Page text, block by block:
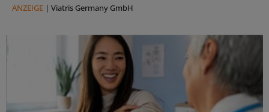
ANZEIGE | Viatris Germany GmbH